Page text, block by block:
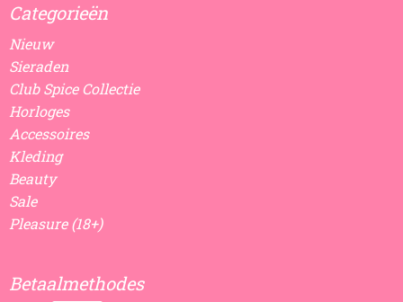
Categorieën
Nieuw
Sieraden
Club Spice Collectie
Horloges
Accessoires
Kleding
Beauty
Sale
Pleasure (18+)
Betaalmethodes